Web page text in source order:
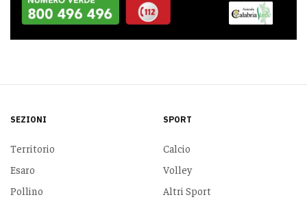
SEZIONI
Territorio
Esaro
Pollino
SPORT
Calcio
Volley
Altri Sport